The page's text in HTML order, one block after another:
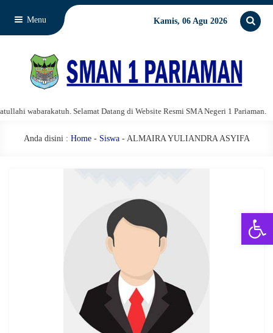
Menu Kamis, 06 Agu 2026
wabarakatuh. Selamat Datang di Website Resmi SMA Negeri 1 Pariaman.
Anda disini : Home- Siswa- ALMAIRA YULIANDRA ASYIFA